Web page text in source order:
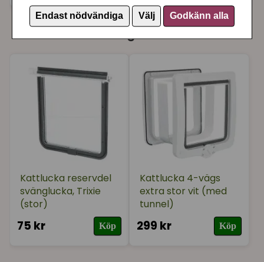
Endast nödvändiga Välj Godkänn alla
Du kanske också gillar
Kattlucka reservdel
svänglucka, Trixie
(stor)
75 kr Köp
Kattlucka 4-vägs
extra stor vit (med
tunnel)
299 kr Köp